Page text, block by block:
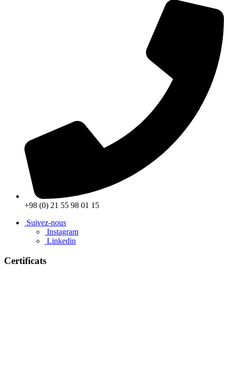
+98 (0) 21 55 98 01 15
Suivez-nous
Instagram
Linkedin
Certificats